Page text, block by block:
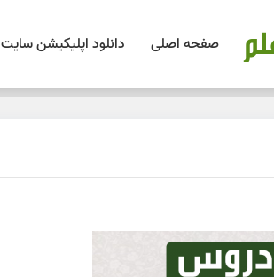
صفحه اصلی دانلود اپلیکیشن سایت